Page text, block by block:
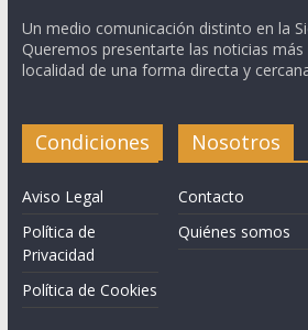
Un medio comunicación distinto en la
Queremos presentarte las noticias
localidad de una forma directa y
Condiciones
Aviso Legal
Política de
Privacidad
Política de Cookies
Nosotros
Contacto
Quiénes somos